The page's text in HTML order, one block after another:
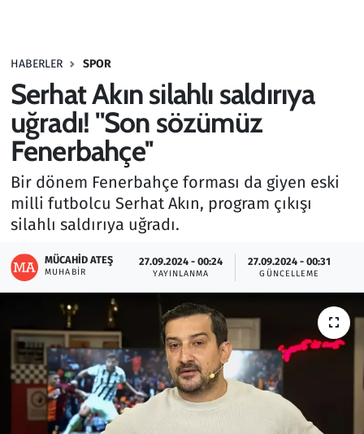
HABERLER SPOR
Serhat Akın silahlı saldırıya
uğradı! ''Son sözümüz
Fenerbahçe''
Bir dönem Fenerbahçe forması da giyen eski
milli futbolcu Serhat Akın, program çıkışı
silahlı saldırıya uğradı.
MÜCAHID ATEŞ
MUHABIR
27.09.2024 - 00:24
YAYINLANMA
27.09.2024 - 00:31
GÜNCELLEME
Haber
Kültür Sanat
Kurumsal Haberler
Lezzet Durağı
Memur ve Kamu
Otomobil
Oyun
Ramazan
Resmi İlanlar